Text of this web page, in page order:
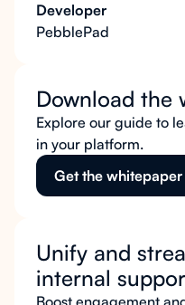
Developer
PebblePad
Download the
Explore our guide to
in your platform.
Get the whitepaper
Unify and
internal
Boost engagement